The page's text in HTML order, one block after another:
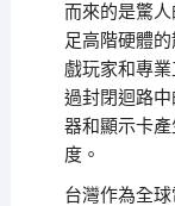
而來的是驚
足高階硬體
戲玩家和專
過封閉迴路
器和顯示卡
度。
台灣作為全